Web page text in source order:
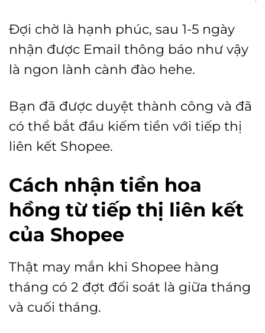
Đợi chờ là hạnh phúc, sau 1-5 ngày
nhận được Email thông báo như vậy
là ngon lành cành đào hehe.
Bạn đã được duyệt thành công và đã
có thể bắt đầu kiếm tiền với tiếp thị
liên kết Shopee.
Cách nhận tiền hoa
hồng từ tiếp thị liên kết
của Shopee
Thật may mắn khi Shopee hàng
tháng có 2 đợt đối soát là giữa tháng
và cuối tháng.